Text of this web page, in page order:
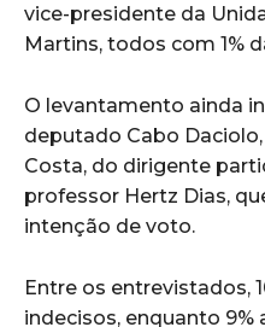
vice-presidente da
Martins, todos com 1%
O levantamento ainda
deputado Cabo
Costa, do dirigente
professor Hertz Dias,
intenção de voto.
Entre os entrevistados,
indecisos, enquanto 9%